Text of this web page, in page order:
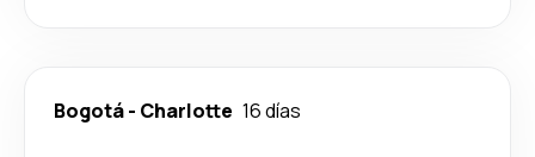
Bogotá- Charlotte 16 días